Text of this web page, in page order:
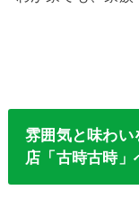
雰囲気と味わい
店「古時古時」